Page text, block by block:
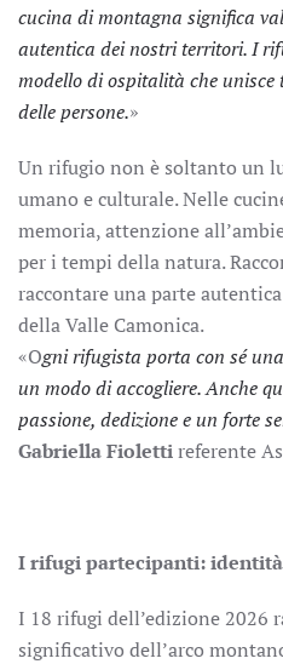
cucina di montagna significa
autentica dei nostri territori. I
modello di ospitalità che
delle persone.»
Un rifugio non è soltanto un
umano e culturale. Nelle
memoria, attenzione
per i tempi della natura.
raccontare una parte
della Valle Camonica.
«Ogni rifugista porta con sé
un modo di accogliere. Anche
passione, dedizione e un forte
Gabriella Fiolettireferente
I rifugi partecipanti:
I 18 rifugi dell’edizione 2026
significativo dell’arco